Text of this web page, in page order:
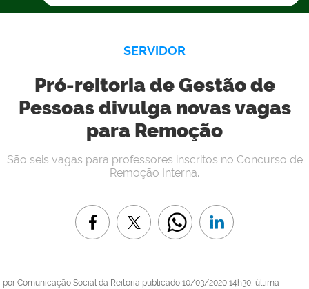
SERVIDOR
Pró-reitoria de Gestão de
Pessoas divulga novas vagas
para Remoção
por Comunicação Social da Reitoria publicado 10/03/2020 14h30, última
São seis vagas para professores inscritos no Concurso de
Remoção Interna.